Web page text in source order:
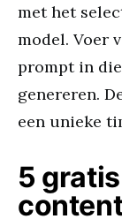
met het
model. Voer
prompt in
genereren.
een unieke
5